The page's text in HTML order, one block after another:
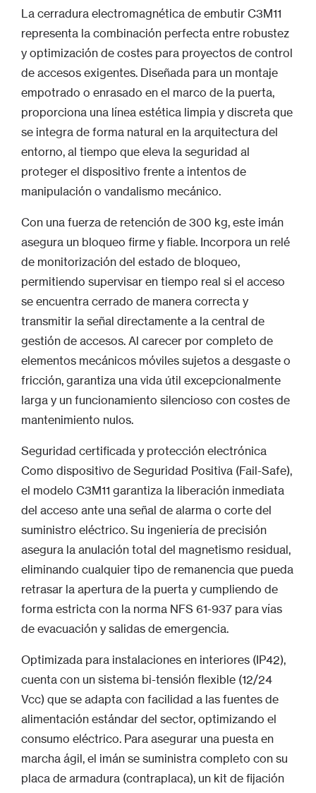
La cerradura electromagnética de embutir C3M11
representa la combinación perfecta entre robustez
y optimización de costes para proyectos de control
de accesos exigentes. Diseñada para un montaje
empotrado o enrasado en el marco de la puerta,
proporciona una línea estética limpia y discreta que
se integra de forma natural en la arquitectura del
entorno, al tiempo que eleva la seguridad al
proteger el dispositivo frente a intentos de
manipulación o vandalismo mecánico.
Con una fuerza de retención de 300 kg, este imán
asegura un bloqueo firme y fiable. Incorpora un relé
de monitorización del estado de bloqueo,
permitiendo supervisar en tiempo real si el acceso
se encuentra cerrado de manera correcta y
transmitir la señal directamente a la central de
gestión de accesos. Al carecer por completo de
elementos mecánicos móviles sujetos a desgaste o
fricción, garantiza una vida útil excepcionalmente
larga y un funcionamiento silencioso con costes de
mantenimiento nulos.
Seguridad certificada y protección electrónica
Como dispositivo de Seguridad Positiva (Fail-Safe),
el modelo C3M11 garantiza la liberación inmediata
del acceso ante una señal de alarma o corte del
suministro eléctrico. Su ingeniería de precisión
asegura la anulación total del magnetismo residual,
eliminando cualquier tipo de remanencia que pueda
retrasar la apertura de la puerta y cumpliendo de
forma estricta con la norma NFS 61-937 para vías
de evacuación y salidas de emergencia.
Optimizada para instalaciones en interiores (IP42),
cuenta con un sistema bi-tensión flexible (12/24
Vcc) que se adapta con facilidad a las fuentes de
alimentación estándar del sector, optimizando el
consumo eléctrico. Para asegurar una puesta en
marcha ágil, el imán se suministra completo con su
placa de armadura (contraplaca), un kit de fijación